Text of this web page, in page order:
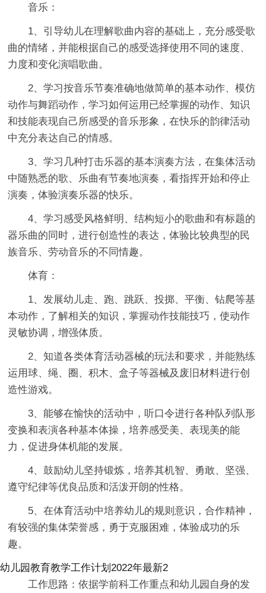
音乐：
1、引导幼儿在理解歌曲内容的基础上，充分感受歌
曲的情绪，并能根据自己的感受选择使用不同的速度、
力度和变化演唱歌曲。
2、学习按音乐节奏准确地做简单的基本动作、模仿
动作与舞蹈动作，学习如何运用已经掌握的动作、知识
和技能表现自己所感受的音乐形象，在快乐的韵律活动
中充分表达自己的情感。
3、学习几种打击乐器的基本演奏方法，在集体活动
中随熟悉的歌、乐曲有节奏地演奏，看指挥开始和停止
演奏，体验演奏乐器的快乐。
4、学习感受风格鲜明、结构短小的歌曲和有标题的
器乐曲的同时，进行创造性的表达，体验比较典型的民
族音乐、劳动音乐的不同情趣。
体育：
1、发展幼儿走、跑、跳跃、投掷、平衡、钻爬等基
本动作，了解相关的知识，掌握动作技能技巧，使动作
灵敏协调，增强体质。
2、知道各类体育活动器械的玩法和要求，并能熟练
运用球、绳、圈、积木、盒子等器械及废旧材料进行创
造性游戏。
3、能够在愉快的活动中，听口令进行各种队列队形
变换和表演各种基本体操，培养感受美、表现美的能
力，促进身体机能的发展。
4、鼓励幼儿坚持锻炼，培养其机智、勇敢、坚强、
遵守纪律等优良品质和活泼开朗的性格。
5、在体育活动中培养幼儿的规则意识，合作精神，
有较强的集体荣誉感，勇于克服困难，体验成功的乐
趣。
幼儿园教育教学工作计划2022年最新2
工作思路：依据学前科工作重点和幼儿园自身的发